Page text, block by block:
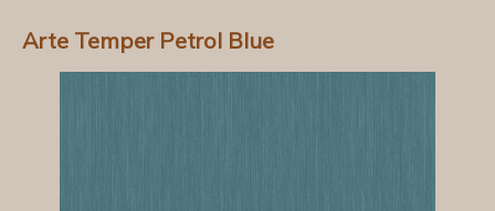
Arte Temper Petrol Blue